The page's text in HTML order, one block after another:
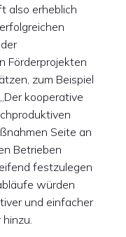
also erheblich
Förderprojekten
zum Beispiel
kooperative
Seite an
Betrieben
festzulegen
würden
und einfacher